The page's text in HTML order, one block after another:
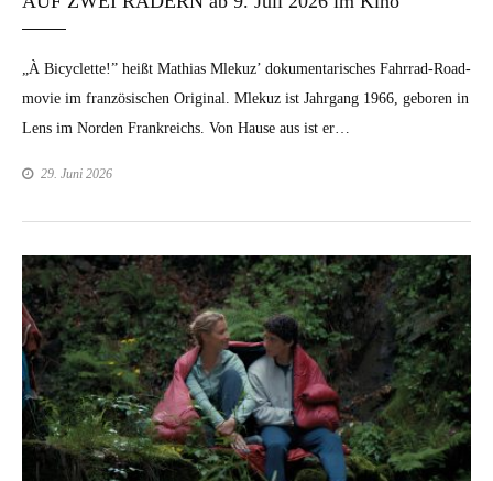
„À Bicy­clette!” heißt Math­ias Mlekuz’ doku­men­tarisches Fahrrad-Road­­­
movie im franzö­sis­chen Orig­i­nal. Mlekuz ist Jahrgang 1966, geboren in
Lens im Nor­den Frankre­ichs. Von Hause aus ist er…
29. Juni 2026